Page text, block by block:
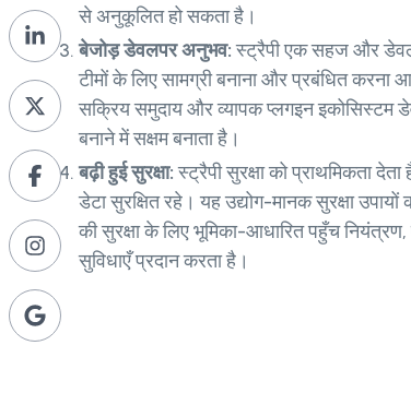
से अनुकूलित हो सकता है।
बेजोड़ डेवलपर अनुभव:स्ट्रैपी एक सहज और
टीमों के लिए सामग्री बनाना और प्रबंधित
सक्रिय समुदाय और व्यापक प्लगइन
बनाने में सक्षम बनाता है।
बढ़ी हुई सुरक्षा:स्ट्रैपी सुरक्षा को प्राथमिकता
डेटा सुरक्षित रहे। यह उद्योग-मानक सुरक्षा
की सुरक्षा के लिए भूमिका-आधारित पहुँच
सुविधाएँ प्रदान करता है।